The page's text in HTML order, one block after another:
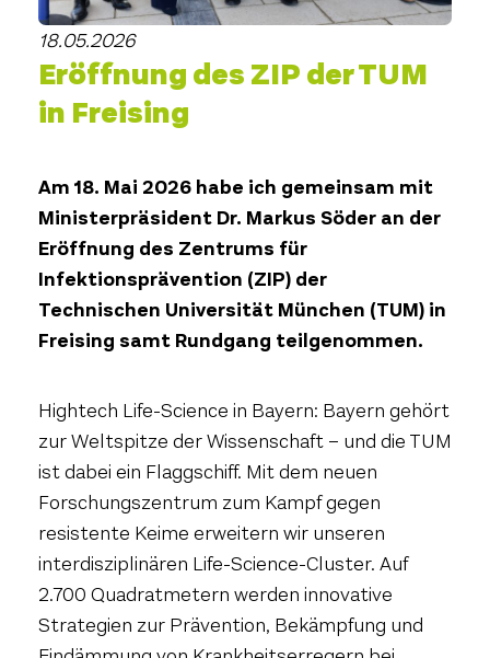
18.05.2026
Eröffnung des ZIP der TUM
in Freising
Am 18. Mai 2026 habe ich gemeinsam mit
Ministerpräsident Dr. Markus Söder an der
Eröffnung des Zentrums für
Infektionsprävention (ZIP) der
Technischen Universität München (TUM) in
Freising samt Rundgang teilgenommen.
Hightech Life-Science in Bayern: Bayern gehört
zur Weltspitze der Wissenschaft – und die TUM
ist dabei ein Flaggschiff. Mit dem neuen
Forschungszentrum zum Kampf gegen
resistente Keime erweitern wir unseren
interdisziplinären Life-Science-Cluster. Auf
2.700 Quadratmetern werden innovative
Strategien zur Prävention, Bekämpfung und